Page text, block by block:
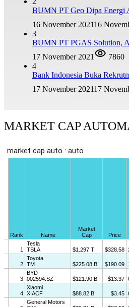
BUMN PT Geo Dipa Energi
16 November 202116
3
BUMN PT PGAS Solution,
17 November 2021
7860
4
Bank Indonesia Buka
17 November 202117
MARKET CAP